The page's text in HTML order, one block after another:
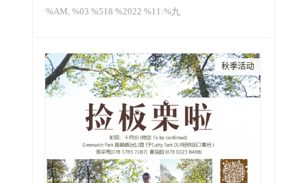
%AM, %03 %518 %2022 %11:%九
秋季活动